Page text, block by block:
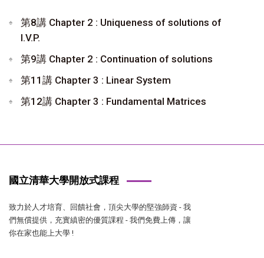
第8講 Chapter 2 : Uniqueness of solutions of
I.V.P.
第9講 Chapter 2 : Continuation of solutions
第11講 Chapter 3 : Linear System
第12講 Chapter 3 : Fundamental Matrices
國立清華大學開放式課程
致力於人才培育、回饋社會，頂尖大學的堅強師資 - 我
們無償提供，充實縝密的優質課程 - 我們免費上傳，讓
你在家也能上大學 !